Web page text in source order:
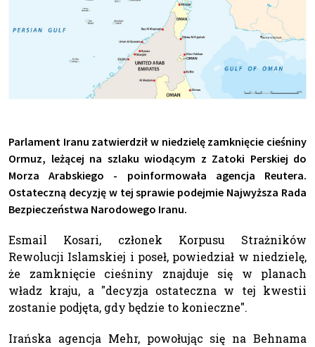
Parlament Iranu zatwierdził w niedzielę zamknięcie cieśniny
Ormuz, leżącej na szlaku wiodącym z Zatoki Perskiej do
Morza Arabskiego - poinformowała agencja Reutera.
Ostateczną decyzję w tej sprawie podejmie Najwyższa Rada
Bezpieczeństwa Narodowego Iranu.
Esmail Kosari, członek Korpusu Strażników
Rewolucji Islamskiej i poseł, powiedział w niedzielę,
że zamknięcie cieśniny znajduje się w planach
władz kraju, a "decyzja ostateczna w tej kwestii
zostanie podjęta, gdy będzie to konieczne".
Irańska agencja Mehr, powołując się na Behnama